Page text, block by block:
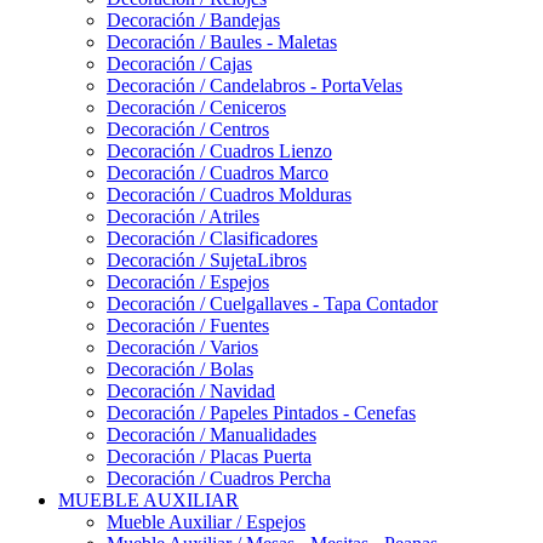
Decoración / Bandejas
Decoración / Baules - Maletas
Decoración / Cajas
Decoración / Candelabros - PortaVelas
Decoración / Ceniceros
Decoración / Centros
Decoración / Cuadros Lienzo
Decoración / Cuadros Marco
Decoración / Cuadros Molduras
Decoración / Atriles
Decoración / Clasificadores
Decoración / SujetaLibros
Decoración / Espejos
Decoración / Cuelgallaves - Tapa Contador
Decoración / Fuentes
Decoración / Varios
Decoración / Bolas
Decoración / Navidad
Decoración / Papeles Pintados - Cenefas
Decoración / Manualidades
Decoración / Placas Puerta
Decoración / Cuadros Percha
MUEBLE AUXILIAR
Mueble Auxiliar / Espejos